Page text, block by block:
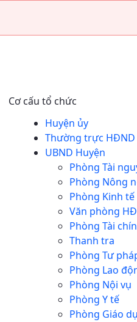
Cơ cấu tổ chức
Huyện ủy
Thường trực HĐND
UBND Huyện
Phòng Tài
Phòng Nông
Phòng Kinh
Văn phòng
Phòng Tài
Thanh tra
Phòng Tư
Phòng Lao
Phòng Nội vụ
Phòng Y tế
Phòng Giáo